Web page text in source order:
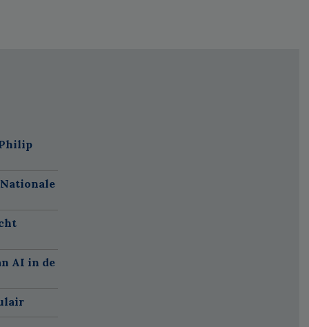
AI in de